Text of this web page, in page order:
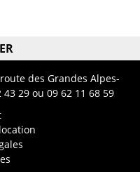
des Grandes Alpes-
43 29ou 09 62 11 68 59